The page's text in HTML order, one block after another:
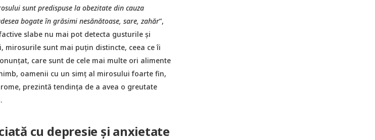
sunt predispuse la obezitate din cauza
bogate în grăsimi nesănătoase, sare, zahăr”,
slabe nu mai pot detecta gusturile și
mirosurile sunt mai puțin distincte, ceea ce îi
care sunt de cele mai multe ori alimente
oamenii cu un simț al mirosului foarte fin,
prezintă tendința de a avea o greutate
cu depresie și anxietate